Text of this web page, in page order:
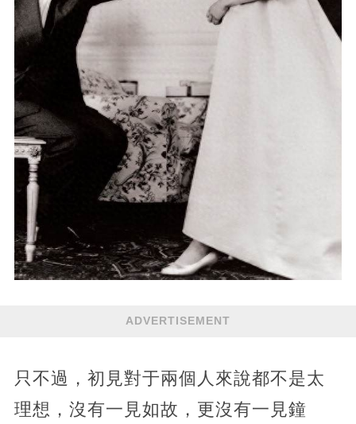
ADVERTISEMENT
只不過，初見對于兩個人來說都不是太
理想，沒有一見如故，更沒有一見鐘